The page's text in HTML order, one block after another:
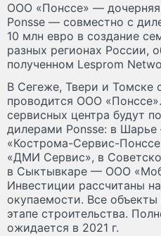
ООО «Понссе» —
Ponsse — совместно с
10 млн евро в создание
разных регионах России,
полученном Lesprom
В Сегеже, Твери и Томске
проводится ООО
сервисных центра будут
дилерами Ponsse: в
«Кострома-Сервис-
«ДМИ Сервис», в
в Сыктывкаре — ООО
Инвестиции рассчитаны
окупаемости. Все
этапе строительства.
ожидается в 2021 г.